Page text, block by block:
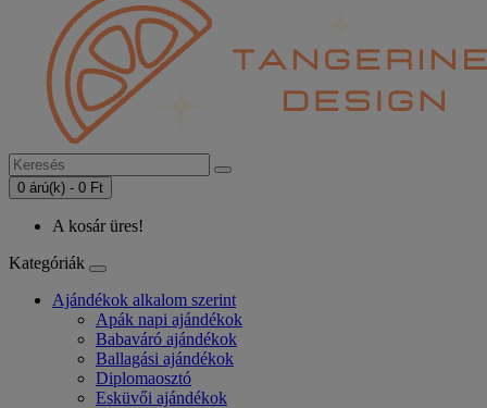
0 árú(k) - 0 Ft
A kosár üres!
Kategóriák
Ajándékok alkalom szerint
Apák napi ajándékok
Babaváró ajándékok
Ballagási ajándékok
Diplomaosztó
Esküvői ajándékok